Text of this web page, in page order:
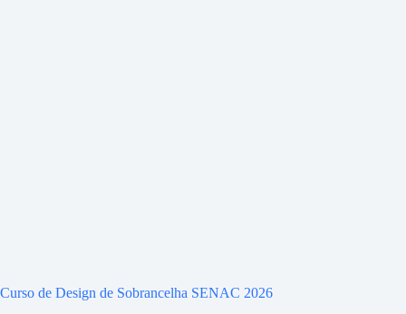
Curso de Design de Sobrancelha SENAC 2026